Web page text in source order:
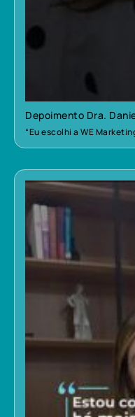
Depoimento Dra.
“Eu escolhi a WE